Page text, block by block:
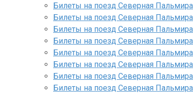
Билеты на поезд Северная
Билеты на поезд Северная
Билеты на поезд Северная
Билеты на поезд Северная
Билеты на поезд Северная
Билеты на поезд Северная
Билеты на поезд Северная
Билеты на поезд Северная